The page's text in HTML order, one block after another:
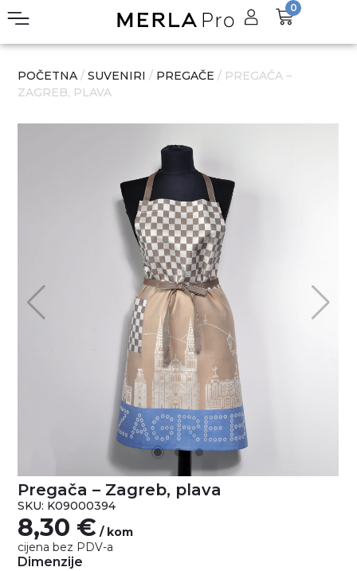
0
POČETNA /SUVENIRI / PREGAČE / PREGAČA –
ZAGREB, PLAVA
Pregača – Zagreb, plava
SKU: K09000394
8,30 € / kom
cijena bez PDV-a
Dimenzije